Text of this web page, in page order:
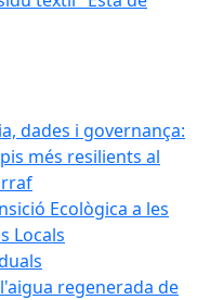
dades i governança:
més resilients al
Ecològica a les
Locals
regenerada de